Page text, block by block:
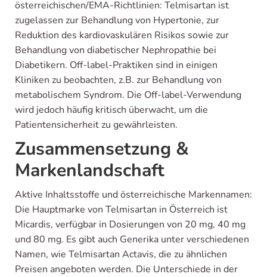
österreichischen/EMA-Richtlinien: Telmisartan ist
zugelassen zur Behandlung von Hypertonie, zur
Reduktion des kardiovaskulären Risikos sowie zur
Behandlung von diabetischer Nephropathie bei
Diabetikern. Off-label-Praktiken sind in einigen
Kliniken zu beobachten, z.B. zur Behandlung von
metabolischem Syndrom. Die Off-label-Verwendung
wird jedoch häufig kritisch überwacht, um die
Patientensicherheit zu gewährleisten.
Zusammensetzung &
Markenlandschaft
Aktive Inhaltsstoffe und österreichische Markennamen:
Die Hauptmarke von Telmisartan in Österreich ist
Micardis, verfügbar in Dosierungen von 20 mg, 40 mg
und 80 mg. Es gibt auch Generika unter verschiedenen
Namen, wie Telmisartan Actavis, die zu ähnlichen
Preisen angeboten werden. Die Unterschiede in der